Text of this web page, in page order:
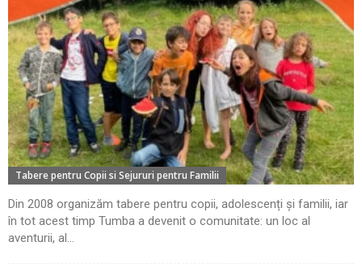
Tabere pentru Copii si Sejururi pentru Familii
Din 2008 organizăm tabere pentru copii, adolescenți și familii, iar
în tot acest timp Tumba a devenit o comunitate: un loc al
aventurii, al...